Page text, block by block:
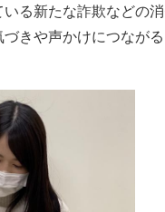
る新たな詐欺などの
きや声かけにつなが